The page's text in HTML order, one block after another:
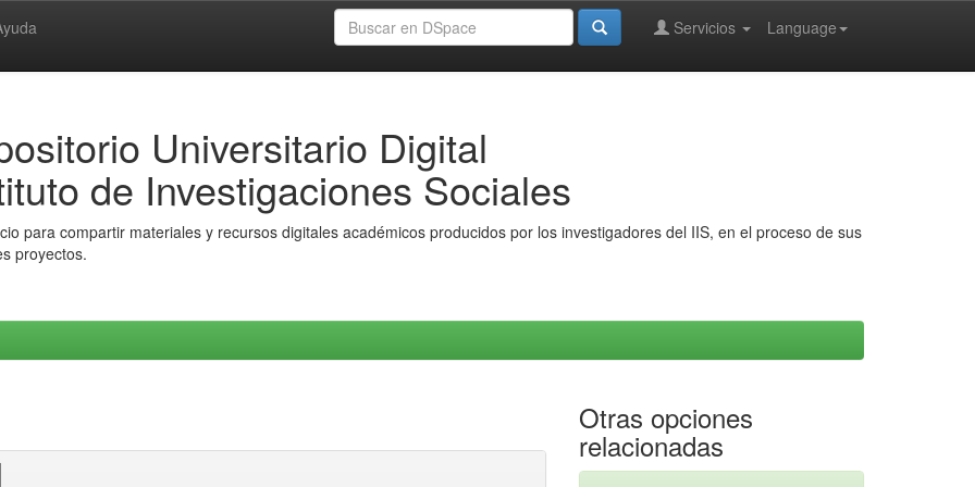
Language
Servicios
Universitario Digital
de Investigaciones Sociales
para compartir materiales y recursos digitales académicos producidos por los investigadores del IIS, en el proceso de sus
proyectos.
Otras opciones
relacionadas